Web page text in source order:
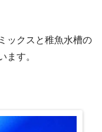
ックスと稚魚水槽の
ます。